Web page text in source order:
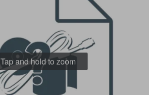
Tap and hold to zoom